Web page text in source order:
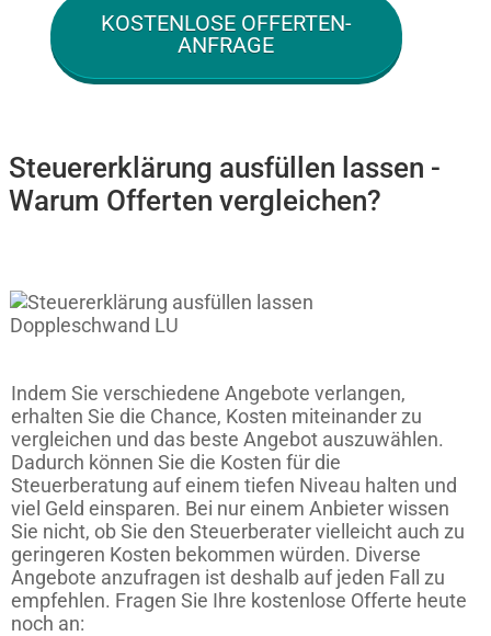
KOSTENLOSE OFFERTEN-
ANFRAGE
Steuererklärung ausfüllen lassen -
Warum Offerten vergleichen?
Indem Sie verschiedene Angebote verlangen,
erhalten Sie die Chance, Kosten miteinander zu
vergleichen und das beste Angebot auszuwählen.
Dadurch können Sie die Kosten für die
Steuerberatung auf einem tiefen Niveau halten und
viel Geld einsparen. Bei nur einem Anbieter wissen
Sie nicht, ob Sie den Steuerberater vielleicht auch zu
geringeren Kosten bekommen würden. Diverse
Angebote anzufragen ist deshalb auf jeden Fall zu
empfehlen. Fragen Sie Ihre kostenlose Offerte heute
noch an: